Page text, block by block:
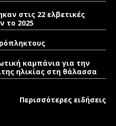
στις 22 ελβετικές
το 2025
καμπάνια για την
ηλικίας στη θάλασσα
Περισσότερες ειδήσεις